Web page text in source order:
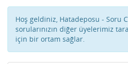
Hoş geldiniz, Hatadeposu - Soru
sorularınızın diğer üyelerimiz
için bir ortam sağlar.